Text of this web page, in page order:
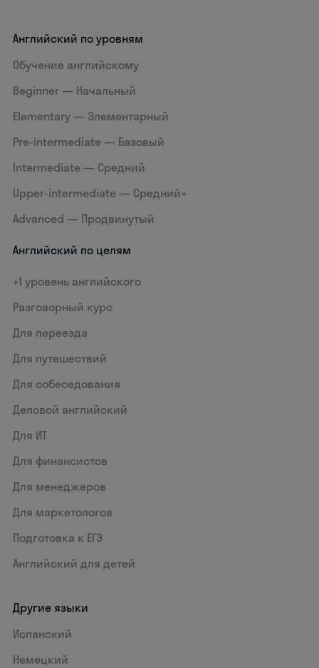
Английский по уровням
Обучение английскому
Beginner — Начальный
Elementary — Элементарный
Pre-intermediate — Базовый
Intermediate — Средний
Upper-intermediate — Средний+
Advanced — Продвинутый
Английский по целям
+1 уровень английского
Разговорный курс
Для переезда
Для путешествий
Для собеседования
Деловой английский
Для ИТ
Для финансистов
Для менеджеров
Для маркетологов
Подготовка к ЕГЭ
Английский для детей
Другие языки
Испанский
Немецкий